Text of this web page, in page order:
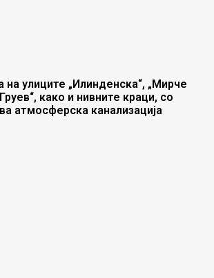
на улиците „Илинденска“, „Мирче
како и нивните краци, со
атмосферска канализација